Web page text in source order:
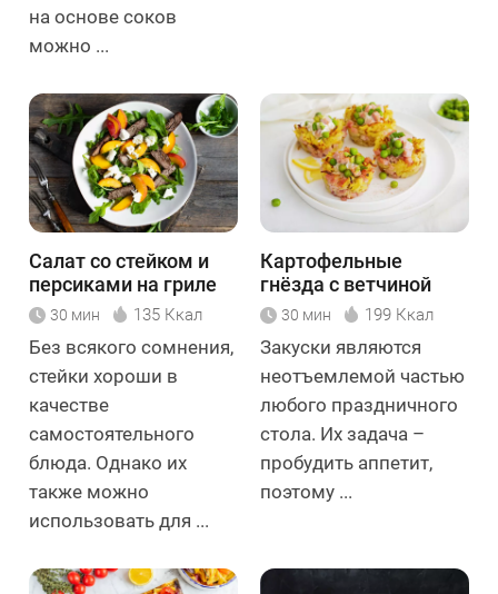
на основе соков
можно ...
Салат со стейком и
персиками на гриле
30 мин 135 Ккал
Без всякого сомнения,
стейки хороши в
качестве
самостоятельного
блюда. Однако их
также можно
использовать для ...
Картофельные
гнёзда с ветчиной
30 мин 199 Ккал
Закуски являются
неотъемлемой частью
любого праздничного
стола. Их задача –
пробудить аппетит,
поэтому ...